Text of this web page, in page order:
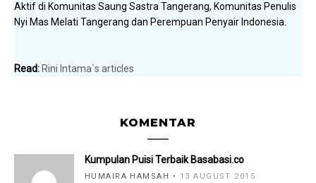
Aktif di Komunitas Saung Sastra Tangerang, Komunitas Penulis
Nyi Mas Melati Tangerang dan Perempuan Penyair Indonesia.
Read: Rini Intama`s articles
KOMENTAR
Kumpulan Puisi Terbaik Basabasi.co
HUMAIRA HAMSAH 13 AUGUST 2015